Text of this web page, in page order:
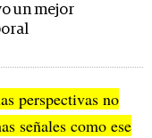
un mejor
perspectivas no
señales como ese